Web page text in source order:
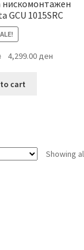
нискомонтажен
GCU 1015SRC
Original
was:
4,299.00ден
cart
Showing